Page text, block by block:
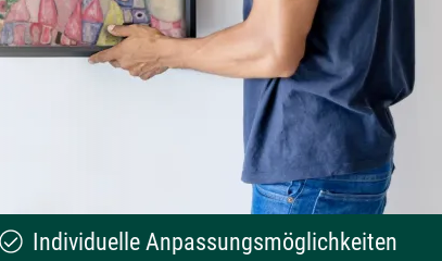
Individuelle Anpassungsmöglichkeiten